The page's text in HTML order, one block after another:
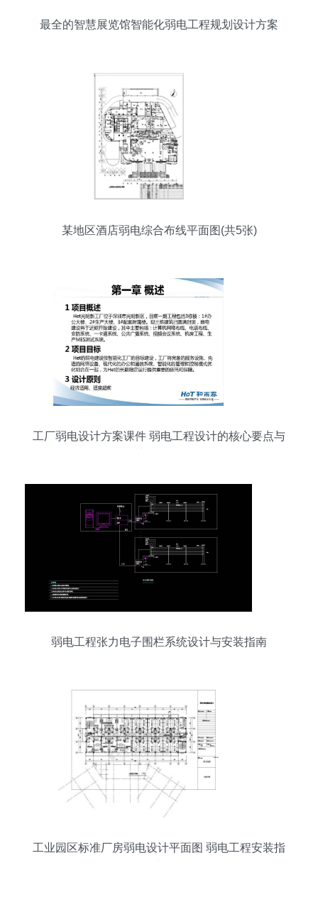
最全的智慧展览馆智能化弱电工程规划设计方案
某地区酒店弱电综合布线平面图(共5张)
工厂弱电设计方案课件 弱电工程设计的核心要点与
弱电工程张力电子围栏系统设计与安装指南
工业园区标准厂房弱电设计平面图 弱电工程安装指